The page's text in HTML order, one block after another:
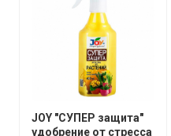
JOY "СУПЕР защита"
удобрение от стресса